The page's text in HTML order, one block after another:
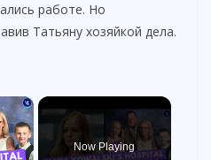
работе. Но
Татьяну хозяйкой дела.
×
Now Playing